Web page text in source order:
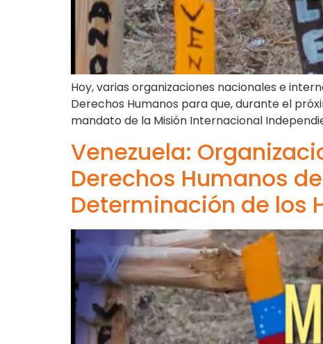
Hoy, varias organizaciones nacionales e
Derechos Humanos para que, durante el
mandato de la Misión Internacional
Venezuela:
Derechos Humanos
Determinación de los